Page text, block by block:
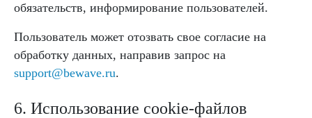
обязательств, информирование пользователей.
Пользователь может отозвать свое согласие на
обработку данных, направив запрос на
support@bewave.ru.
6. Использование cookie-файлов